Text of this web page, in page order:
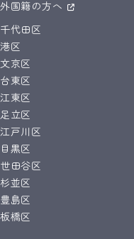
外国籍の方へ
千代田区
港区
文京区
台東区
江東区
足立区
江戸川区
目黒区
世田谷区
杉並区
豊島区
板橋区